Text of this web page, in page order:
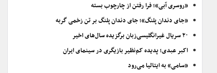
«روسری آبی»؛ فرا رفتن از چارچوب بسته
«جای دندان پلنگ»؛ جای دندان پلنگ بر تن زخمی گربه
۲۰ سریال غیرانگلیسی‌زبان برگزیده سال‌های اخیر
اکبر عبدی؛ پدیده کم‌نظیر بازیگری در سینمای ایران
«سامی» به ایتالیا می‌رود